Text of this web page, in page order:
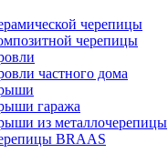
черепицы
черепицы
частного дома
гаража
из металлочерепицы
BRAAS